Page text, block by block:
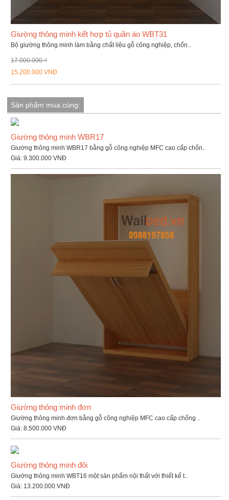
Giường thông minh kết hợp tủ quần áo WBT31
Bộ giường thông minh làm bằng chất liệu gỗ công nghiệp, chốn..
17.000.000 ₫
15.200.000 VNĐ
Sản phẩm mua cùng:
Giường thông minh WBR17
Giường thông minh WBR17 bằng gỗ công nghiệp MFC cao cấp chốn..
Giá:9.300.000 VNĐ
Giường thông minh đơn
Giường thông minh đơn bằng gỗ công nghiệp MFC cao cấp chống ..
Giá:8.500.000 VNĐ
Giường thông minh đôi
Giường thông minh WBT16 một sản phẩm nội thất với thiết kế t..
Giá: 13.200.000 VNĐ